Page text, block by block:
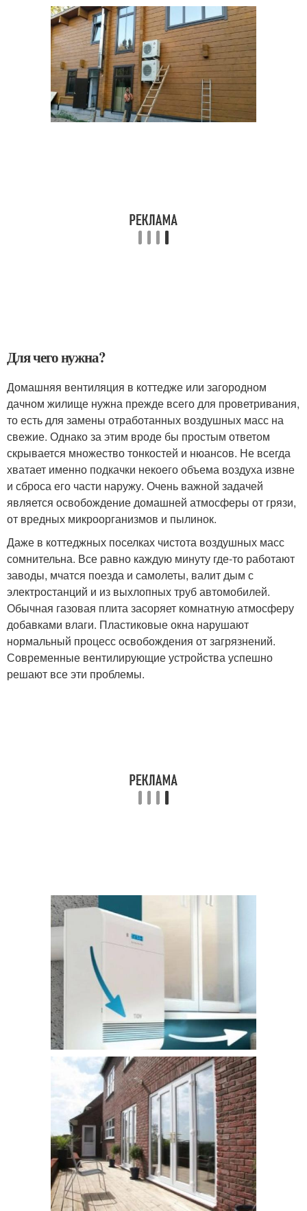
Для чего нужна?
Домашняя вентиляция в коттедже или загородном
дачном жилище нужна прежде всего для проветривания,
то есть для замены отработанных воздушных масс на
свежие. Однако за этим вроде бы простым ответом
скрывается множество тонкостей и нюансов. Не всегда
хватает именно подкачки некоего объема воздуха извне
и сброса его части наружу. Очень важной задачей
является освобождение домашней атмосферы от грязи,
от вредных микроорганизмов и пылинок.
Даже в коттеджных поселках чистота воздушных масс
сомнительна. Все равно каждую минуту где-то работают
заводы, мчатся поезда и самолеты, валит дым с
электростанций и из выхлопных труб автомобилей.
Обычная газовая плита засоряет комнатную атмосферу
добавками влаги. Пластиковые окна нарушают
нормальный процесс освобождения от загрязнений.
Современные вентилирующие устройства успешно
решают все эти проблемы.